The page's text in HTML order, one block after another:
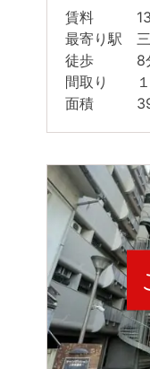
賃料
最寄り駅
徒歩 8
間取り １
面積